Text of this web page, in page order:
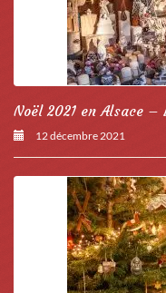
Noël 2021 en Alsace
12 décembre 2021